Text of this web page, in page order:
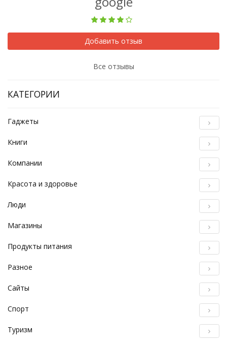
Добавить отзыв
Все отзывы
КАТЕГОРИИ
Гаджеты
Книги
Компании
Красота и здоровье
Люди
Магазины
Продукты питания
Разное
Сайты
Спорт
Туризм